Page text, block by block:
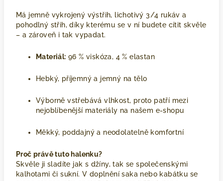
Má jemně vykrojený výstřih, lichotivý 3/4 rukáv a
pohodlný střih, díky kterému se v ní budete cítit skvěle
– a zároveň i tak vypadat.
Materiál: 96 % viskóza, 4 % elastan
Hebký, příjemný a jemný na tělo
Výborně vstřebává vlhkost, proto patří mezi
nejoblíbenější materiály na našem e-shopu
Měkký, poddajný a neodolatelně komfortní
Proč právě tuto halenku?
Skvěle ji sladíte jak s džíny, tak se společenskými
kalhotami či sukní. V doplnění saka nebo kabátku se